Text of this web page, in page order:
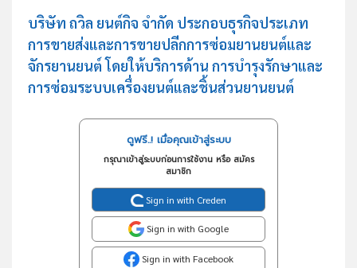
บริษัท ถวิล ยนต์กิจ จำกัด ประกอบธุรกิจประเภท
การขายส่งและการขายปลีกการซ่อมยานยนต์และ
จักรยานยนต์ โดยให้บริการด้าน การบำรุงรักษาและ
การซ่อมระบบเครื่องยนต์และชิ้นส่วนยานยนต์
ดูฟรี..! เมื่อคุณเข้าสู่ระบบ
กรุณาเข้าสู่ระบบก่อนการใช้งาน หรือ สมัคร
สมาชิก
Sign in with Creden
Sign in with Google
Sign in with Facebook